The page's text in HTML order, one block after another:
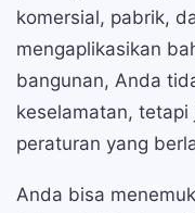
komersial, pabrik,
mengaplikasikan
bangunan, Anda
keselamatan,
peraturan yang
Anda bisa